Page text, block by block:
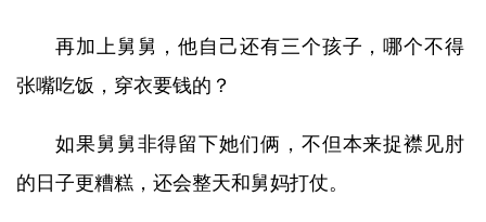
再加上舅舅，他自己还有三个孩子，哪个不得
张嘴吃饭，穿衣要钱的？
如果舅舅非得留下她们俩，不但本来捉襟见肘
的日子更糟糕，还会整天和舅妈打仗。